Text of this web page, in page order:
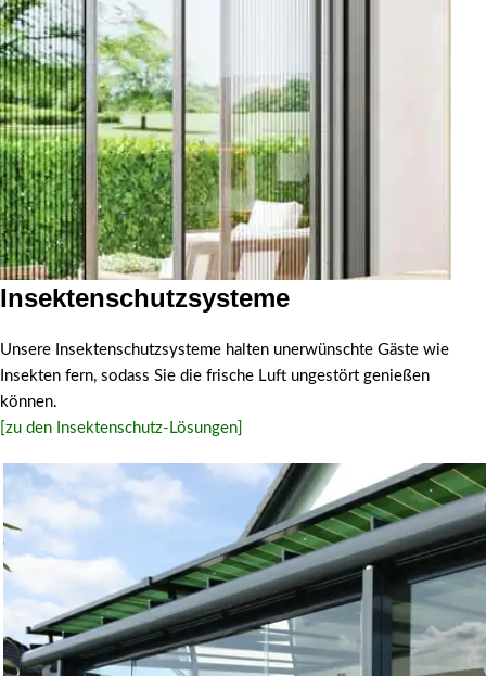
Systeme
Insektenschutzsysteme
Unsere Insektenschutzsysteme halten unerwünschte Gäste wie
Insekten fern, sodass Sie die frische Luft ungestört genießen
können.
[zu den Insektenschutz-Lösungen]